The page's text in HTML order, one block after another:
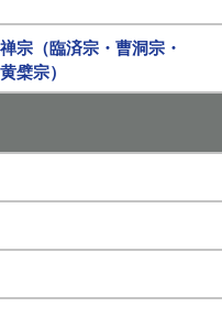
禅宗（臨済宗・曹洞宗・
黄檗宗）